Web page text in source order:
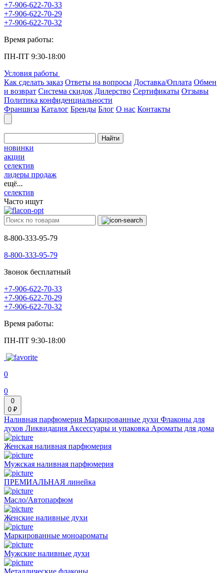
+7-906-622-70-33
+7-906-622-70-29
+7-906-622-70-32
Время работы:
ПН-ПТ 9:30-18:00
Условия работы
Как сделать заказ Ответы на вопросы Доставка/Оплата Обмен
и возврат Система скидок Дилерство Сертификаты Отзывы
Политика конфиденциальности
Франшиза Каталог Бренды Блог О нас Контакты
Найти
новинки
акции
селектив
лидеры продаж
ещё...
селектив
Часто ищут
8-800-333-95-79
8-800-333-95-79
Звонок бесплатный
+7-906-622-70-33
+7-906-622-70-29
+7-906-622-70-32
Время работы:
ПН-ПТ 9:30-18:00
0
0
0
0 ₽
Наливная парфюмерия Маркированные духи Флаконы для
духов Ликвидация Аксессуары и упаковка Ароматы для дома
Женская наливная парфюмерия
Мужская наливная парфюмерия
ПРЕМИАЛЬНАЯ линейка
Масло/Автопарфюм
Женские наливные духи
Маркированные моноароматы
Мужские наливные духи
Металлические флаконы